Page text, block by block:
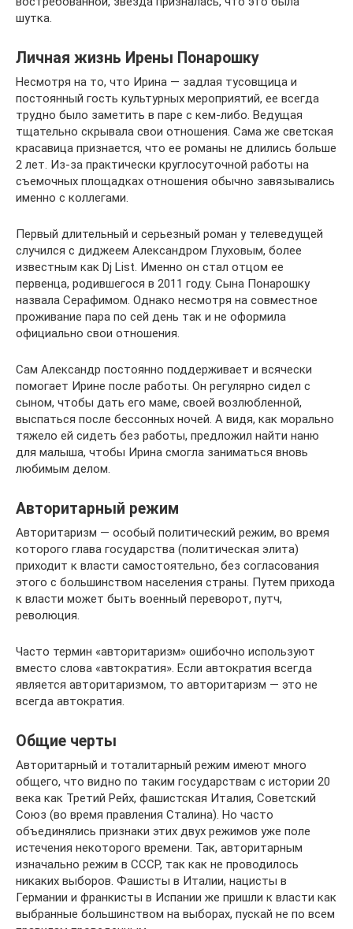
шутка.
Личная жизнь Ирены Понарошку
Несмотря на то, что Ирина — задлая тусовщица и
постоянный гость культурных мероприятий, ее всегда
трудно было заметить в паре с кем-либо. Ведущая
тщательно скрывала свои отношения. Сама же светская
красавица признается, что ее романы не длились больше
2 лет. Из-за практически круглосуточной работы на
съемочных площадках отношения обычно завязывались
именно с коллегами.
Первый длительный и серьезный роман у телеведущей
случился с диджеем Александром Глуховым, более
известным как Dj List. Именно он стал отцом ее
первенца, родившегося в 2011 году. Сына Понарошку
назвала Серафимом. Однако несмотря на совместное
проживание пара по сей день так и не оформила
официально свои отношения.
Сам Александр постоянно поддерживает и всячески
помогает Ирине после работы. Он регулярно сидел с
сыном, чтобы дать его маме, своей возлюбленной,
выспаться после бессонных ночей. А видя, как морально
тяжело ей сидеть без работы, предложил найти наню
для малыша, чтобы Ирина смогла заниматься вновь
любимым делом.
Авторитарный режим
Авторитаризм — особый политический режим, во время
которого глава государства (политическая элита)
приходит к власти самостоятельно, без согласования
этого с большинством населения страны. Путем прихода
к власти может быть военный переворот, путч,
революция.
Часто термин «авторитаризм» ошибочно используют
вместо слова «автократия». Если автократия всегда
является авторитаризмом, то авторитаризм — это не
всегда автократия.
Общие черты
Авторитарный и тоталитарный режим имеют много
общего, что видно по таким государствам с истории 20
века как Третий Рейх, фашистская Италия, Советский
Союз (во время правления Сталина). Но часто
объединялись признаки этих двух режимов уже поле
истечения некоторого времени. Так, авторитарным
изначально режим в СССР, так как не проводилось
никаких выборов. Фашисты в Италии, нацисты в
Германии и франкисты в Испании же пришли к власти как
выбранные большинством на выборах, пускай не по всем